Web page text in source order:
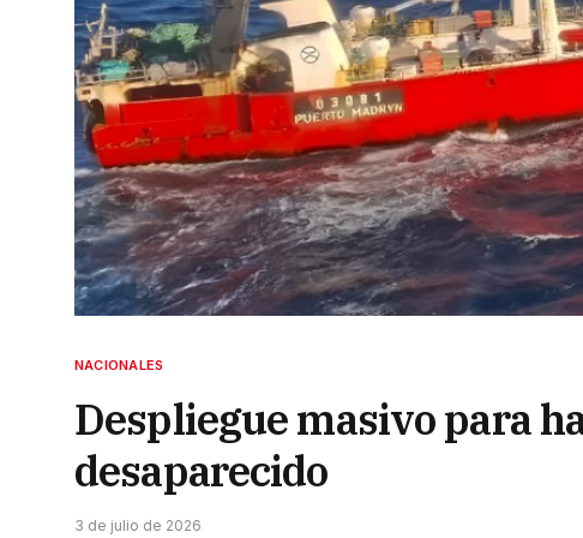
NACIONALES
Despliegue masivo para
desaparecido
3 de julio de 2026